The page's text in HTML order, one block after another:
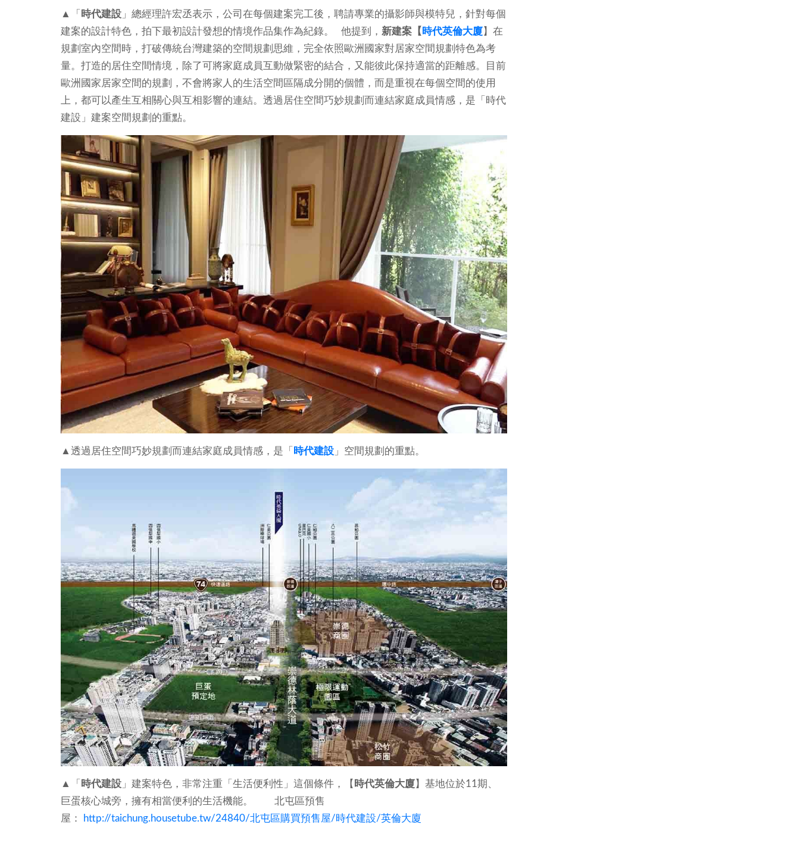
▲「 時代建設 」總經理許宏丞表示，公司在每個建案完工後，聘請專業的攝影師與模特兒，針對每個
建案的設計特色，拍下最初設計發想的情境作品集作為紀錄。 他提到， 新建案【 時代英倫大廈】在
規劃室內空間時，打破傳統台灣建築的空間規劃思維，完全依照歐洲國家對居家空間規劃特色為考
量。打造的居住空間情境，除了可將家庭成員互動做緊密的結合，又能彼此保持適當的距離感。目前
歐洲國家居家空間的規劃，不會將家人的生活空間區隔成分開的個體，而是重視在每個空間的使用
上，都可以產生互相關心與互相影響的連結。透過居住空間巧妙規劃而連結家庭成員情感，是「時代
建設」建案空間規劃的重點。
▲透過居住空間巧妙規劃而連結家庭成員情感，是「 時代建設 」空間規劃的重點。
▲「 時代建設 」建案特色，非常注重「生活便利性」這個條件，【 時代英倫大廈】基地位於11期、
巨蛋核心城旁，擁有相當便利的生活機能。 北屯區預售
屋：
http://taichung.housetube.tw/24840/北屯區購買預售屋/時代建設/英倫大廈